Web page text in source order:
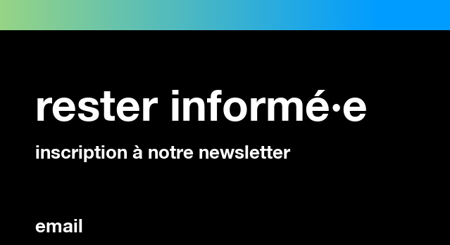
rester informé·e
inscription à notre newsletter